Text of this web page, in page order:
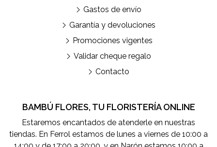
BAMBÚ FLORES, TU FLORISTERÍA ONLINE
Estaremos encantados de atenderle en nuestras
tiendas. En Ferrol estamos de lunes a viernes de 10:00 a
Gastos de envío
Garantía y devoluciones
Promociones vigentes
Validar cheque regalo
Contacto